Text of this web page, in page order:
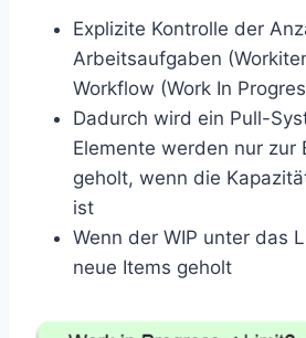
Explizite Kontrolle der
Arbeitsaufgaben
Workflow (Work In
Dadurch wird ein Pull-
Elemente werden nur zur
geholt, wenn die
ist
Wenn der WIP unter das
neue Items geholt